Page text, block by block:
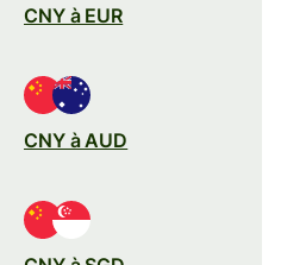
CNY à EUR
CNY à AUD